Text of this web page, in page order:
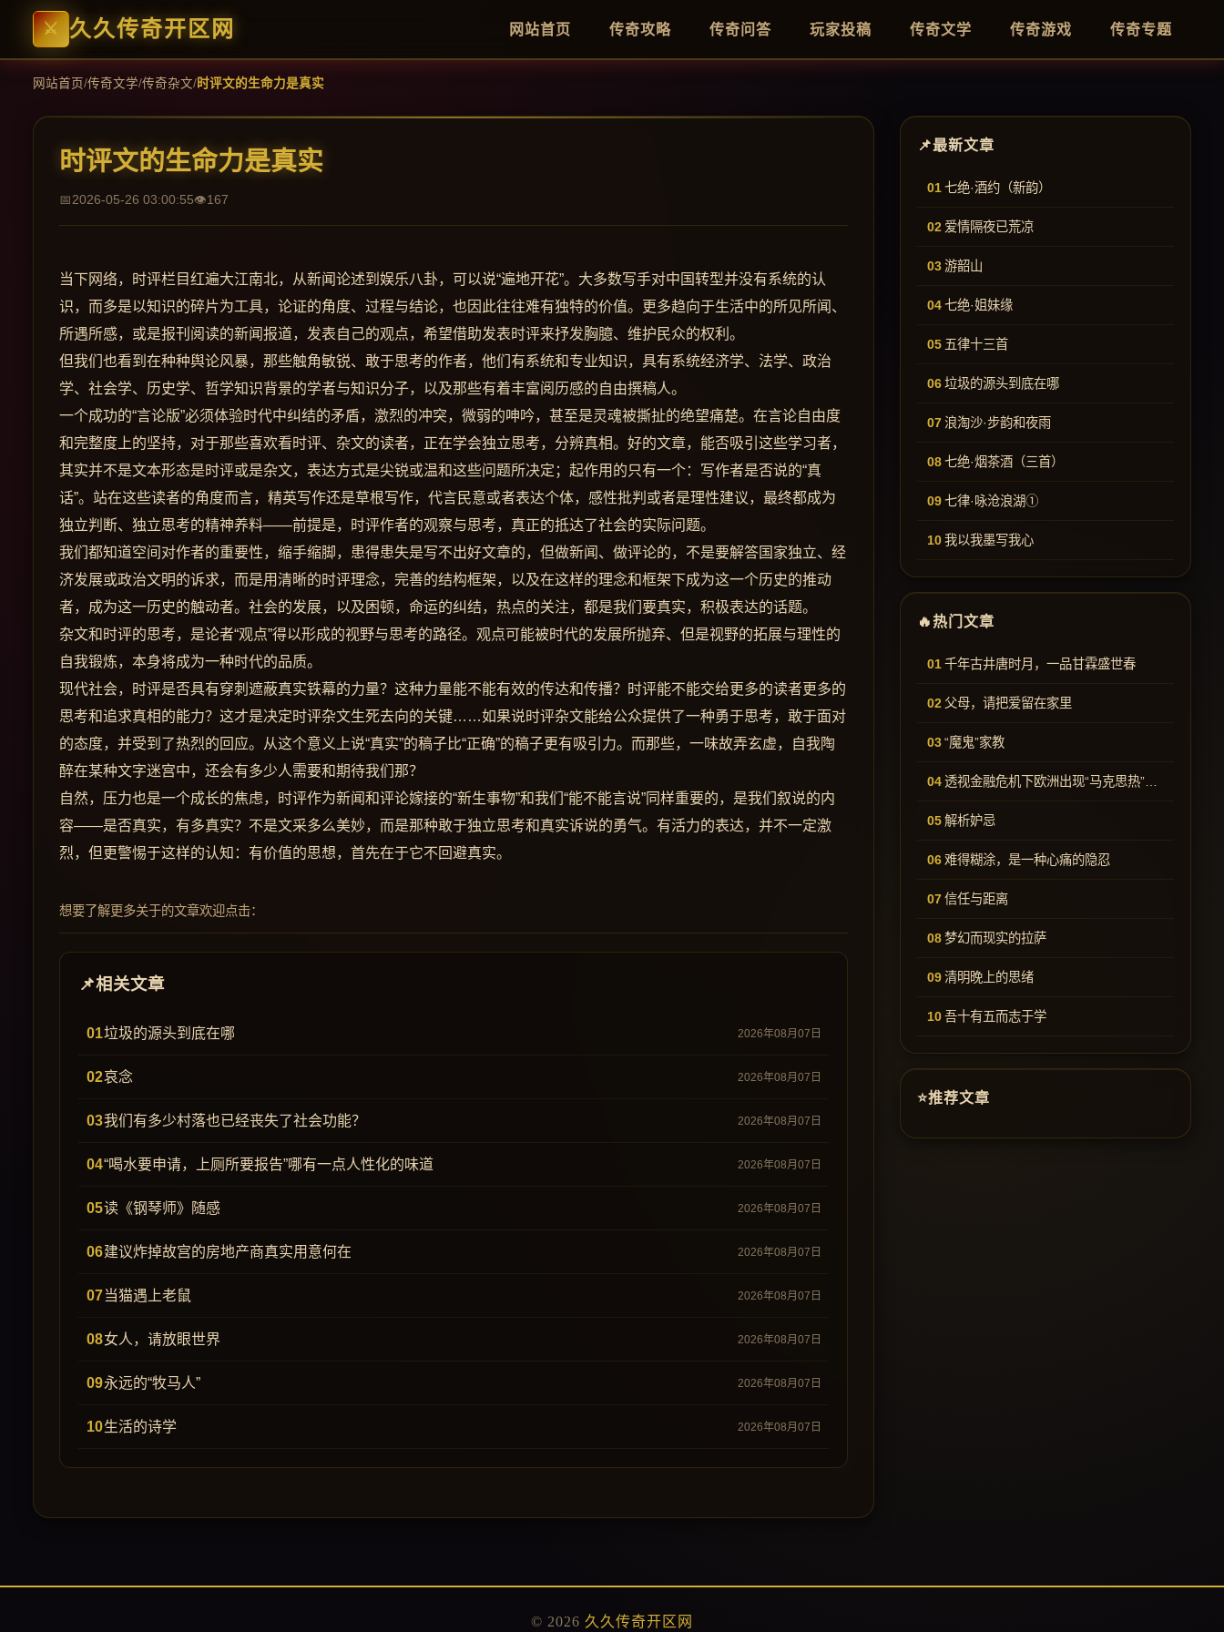
久久传奇开区网 网站首页 传奇攻略 传奇问答 玩家投稿 传奇文学 传奇游戏 传奇专题
网站首页/传奇文学/传奇杂文/时评文的生命力是真实
时评文的生命力是真实
2026-05-26 03:00:55 167
当下网络，时评栏目红遍大江南北，从新闻论述到娱乐八卦，可以说“遍地开花”。大多数写手对中国转型并没有系统的认
识，而多是以知识的碎片为工具，论证的角度、过程与结论，也因此往往难有独特的价值。更多趋向于生活中的所见所闻、
所遇所感，或是报刊阅读的新闻报道，发表自己的观点，希望借助发表时评来抒发胸臆、维护民众的权利。
但我们也看到在种种舆论风暴，那些触角敏锐、敢于思考的作者，他们有系统和专业知识，具有系统经济学、法学、政治
学、社会学、历史学、哲学知识背景的学者与知识分子，以及那些有着丰富阅历感的自由撰稿人。
一个成功的“言论版”必须体验时代中纠结的矛盾，激烈的冲突，微弱的呻吟，甚至是灵魂被撕扯的绝望痛楚。在言论自由度
和完整度上的坚持，对于那些喜欢看时评、杂文的读者，正在学会独立思考，分辨真相。好的文章，能否吸引这些学习者，
其实并不是文本形态是时评或是杂文，表达方式是尖锐或温和这些问题所决定；起作用的只有一个：写作者是否说的“真
话”。站在这些读者的角度而言，精英写作还是草根写作，代言民意或者表达个体，感性批判或者是理性建议，最终都成为
独立判断、独立思考的精神养料——前提是，时评作者的观察与思考，真正的抵达了社会的实际问题。
我们都知道空间对作者的重要性，缩手缩脚，患得患失是写不出好文章的，但做新闻、做评论的，不是要解答国家独立、经
济发展或政治文明的诉求，而是用清晰的时评理念，完善的结构框架，以及在这样的理念和框架下成为这一个历史的推动
者，成为这一历史的触动者。社会的发展，以及困顿，命运的纠结，热点的关注，都是我们要真实，积极表达的话题。
杂文和时评的思考，是论者“观点”得以形成的视野与思考的路径。观点可能被时代的发展所抛弃、但是视野的拓展与理性的
自我锻炼，本身将成为一种时代的品质。
现代社会，时评是否具有穿刺遮蔽真实铁幕的力量？这种力量能不能有效的传达和传播？时评能不能交给更多的读者更多的
思考和追求真相的能力？这才是决定时评杂文生死去向的关键……如果说时评杂文能给公众提供了一种勇于思考，敢于面对
的态度，并受到了热烈的回应。从这个意义上说“真实”的稿子比“正确”的稿子更有吸引力。而那些，一味故弄玄虚，自我陶
醉在某种文字迷宫中，还会有多少人需要和期待我们那？
自然，压力也是一个成长的焦虑，时评作为新闻和评论嫁接的“新生事物”和我们“能不能言说”同样重要的，是我们叙说的内
容——是否真实，有多真实？不是文采多么美妙，而是那种敢于独立思考和真实诉说的勇气。有活力的表达，并不一定激
烈，但更警惕于这样的认知：有价值的思想，首先在于它不回避真实。
想要了解更多关于的文章欢迎点击：
相关文章
垃圾的源头到底在哪 2026年08月07日
哀念 2026年08月07日
我们有多少村落也已经丧失了社会功能？ 2026年08月07日
“喝水要申请，上厕所要报告”哪有一点人性化的味道 2026年08月07日
读《钢琴师》随感 2026年08月07日
建议炸掉故宫的房地产商真实用意何在 2026年08月07日
当猫遇上老鼠 2026年08月07日
女人，请放眼世界 2026年08月07日
永远的“牧马人” 2026年08月07日
生活的诗学 2026年08月07日
最新文章
七绝·酒约（新韵）
爱情隔夜已荒凉
游韶山
七绝·姐妹缘
五律十三首
垃圾的源头到底在哪
浪淘沙·步韵和夜雨
七绝·烟茶酒（三首）
七律·咏沧浪湖①
我以我墨写我心
热门文章
千年古井唐时月，一品甘霖盛世春
父母，请把爱留在家里
“魔鬼”家教
解析妒忌
难得糊涂，是一种心痛的隐忍
信任与距离
梦幻而现实的拉萨
清明晚上的思绪
吾十有五而志于学
推荐文章
© 2026 久久传奇开区网